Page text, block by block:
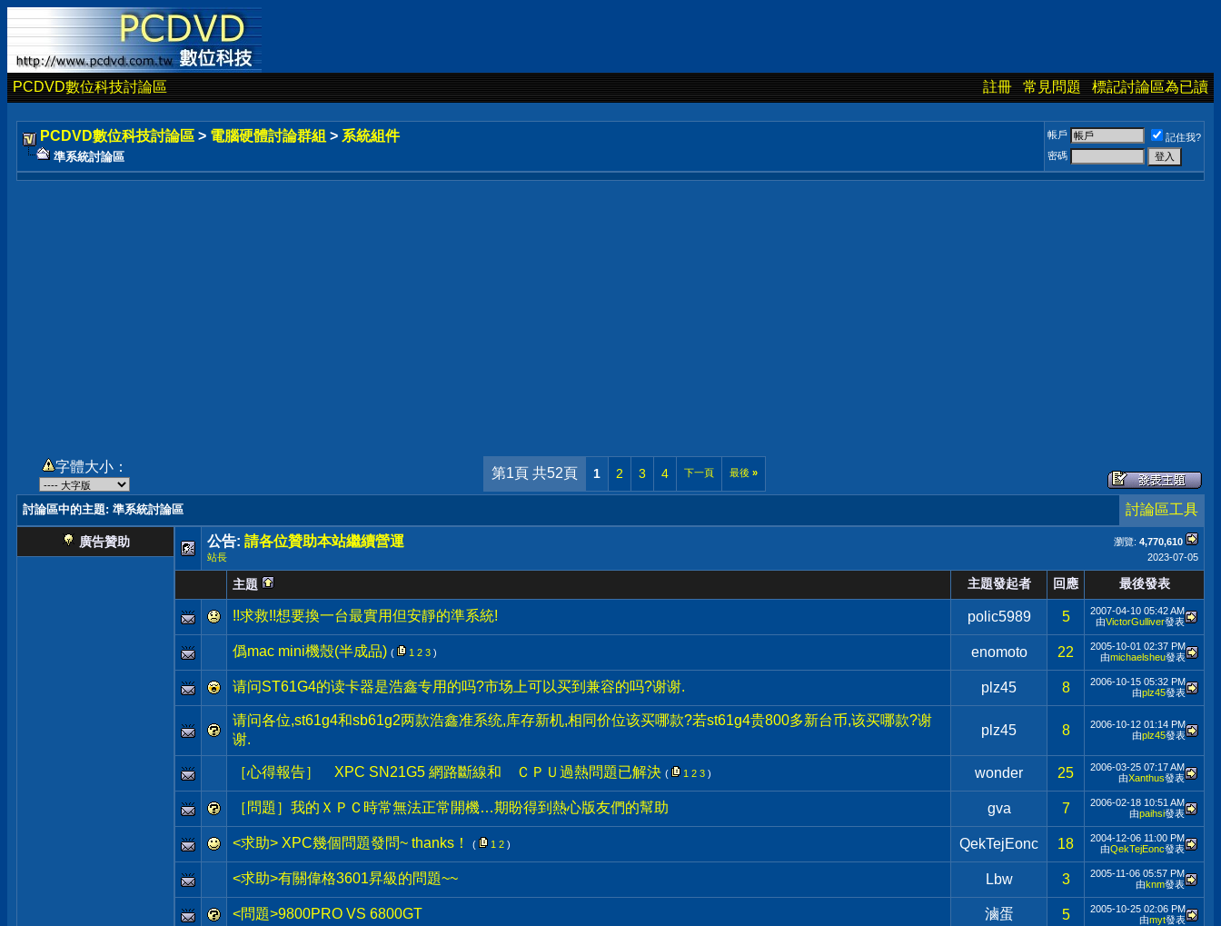
PCDVD數位科技討論區 註冊 常見問題 標記討論區為已讀
PCDVD數位科技討論區 > 電腦硬體討論群組 > 系統組件
準系統討論區
帳戶
記住我?
密碼
字體大小： 第1頁 共52頁 1 2 3 4 下一頁 最後 »
討論區中的主題: 準系統討論區 討論區工具
廣告贊助 瀏覽: 4,770,610
公告: 請各位贊助本站繼續營運
2023-07-05
站長
主題 主題發起者 回應 最後發表
!!求救!!想要換一台最實用但安靜的準系統! polic5989 5 2007-04-10 05:42 AM
由VictorGulliver發表
僞mac mini機殼(半成品) ( 1 2 3 ) enomoto 22 2005-10-01 02:37 PM
由michaelsheu發表
请问ST61G4的读卡器是浩鑫专用的吗?市场上可以买到兼容的吗?谢谢. plz45 8 2006-10-15 05:32 PM
由plz45發表
请问各位,st61g4和sb61g2两款浩鑫准系统,库存新机,相同价位该买哪款?若st61g4贵800多新台币,该买哪款?谢
谢.
plz45 8 2006-10-12 01:14 PM
由plz45發表
［心得報告］ XPC SN21G5 網路斷線和 ＣＰＵ過熱問題已解決 ( 1 2 3 ) wonder 25 2006-03-25 07:17 AM
由Xanthus發表
［問題］我的ＸＰＣ時常無法正常開機…期盼得到熱心版友們的幫助 gva 7 2006-02-18 10:51 AM
由paihsi發表
<求助> XPC幾個問題發問~ thanks！ ( 1 2 ) QekTejEonc 18 2004-12-06 11:00 PM
由QekTejEonc發表
<求助>有關偉格3601昇級的問題~~ Lbw 3 2005-11-06 05:57 PM
由knm發表
<問題>9800PRO VS 6800GT 滷蛋 5 2005-10-25 02:06 PM
由myt發表